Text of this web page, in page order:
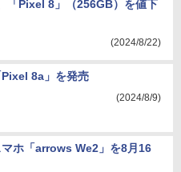
「Pixel 8」（256GB）を値下
(2024/8/22)
8a」を発売
(2024/8/9)
ホ「arrows We2」を8月16